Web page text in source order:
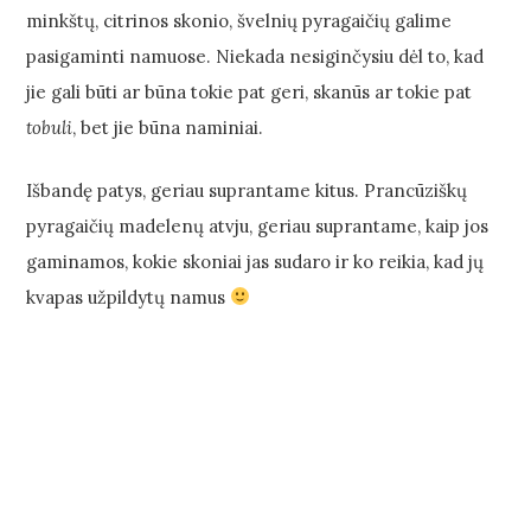
minkštų, citrinos skonio, švelnių pyragaičių galime
pasigaminti namuose. Niekada nesiginčysiu dėl to, kad
jie gali būti ar būna tokie pat geri, skanūs ar tokie pat
tobuli, bet jie būna naminiai.
Išbandę patys, geriau suprantame kitus. Prancūziškų
pyragaičių madelenų atvju, geriau suprantame, kaip jos
gaminamos, kokie skoniai jas sudaro ir ko reikia, kad jų
kvapas užpildytų namus